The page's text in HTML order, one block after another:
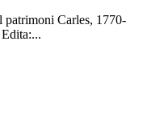
Carles, 1770-